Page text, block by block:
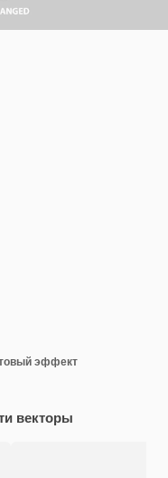
эффект
векторы